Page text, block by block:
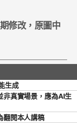
修改，原圖中
生成
非真實場景，應為AI生
翻閱本人講稿